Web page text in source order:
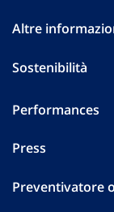
Altre
Sostenibilità
Performances
Press
Preventivatore